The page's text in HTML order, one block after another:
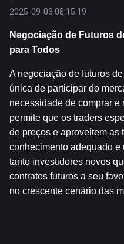
2025-09-03 08:15:19
Negociação de Futuros
para Todos
A negociação de futuros
única de participar do
necessidade de comprar e
permite que os traders
de preços e aproveitem as
conhecimento adequado e
tanto investidores novos
contratos futuros a seu
no crescente cenário das